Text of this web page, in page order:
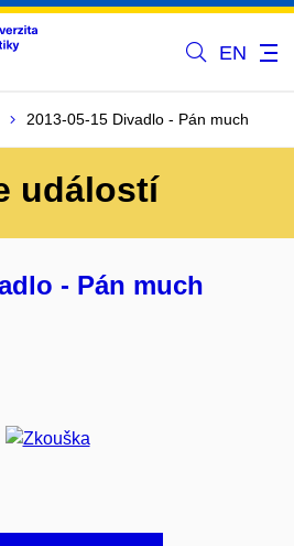
EN
2013-05-15 Divadlo - Pán much
událostí
- Pán much